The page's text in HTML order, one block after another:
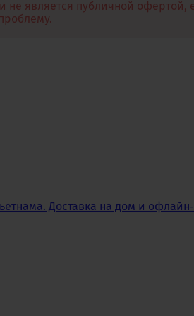
является публичной офертой,
Доставка на дом и